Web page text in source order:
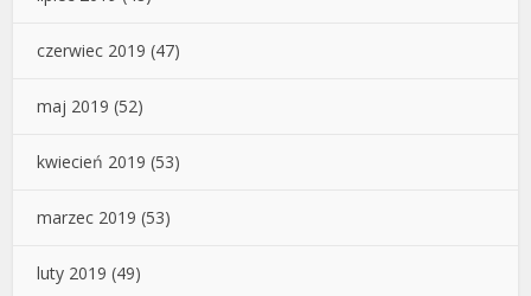
czerwiec 2019 (47)
maj 2019 (52)
kwiecień 2019 (53)
marzec 2019 (53)
luty 2019 (49)